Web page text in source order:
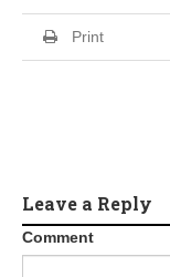
Print
Leave a Reply
Comment